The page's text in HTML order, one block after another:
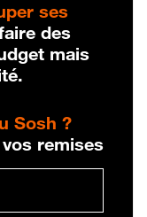
ses
des
mais
Sosh ?
remises